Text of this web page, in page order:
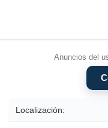
Anuncios del
Localización: